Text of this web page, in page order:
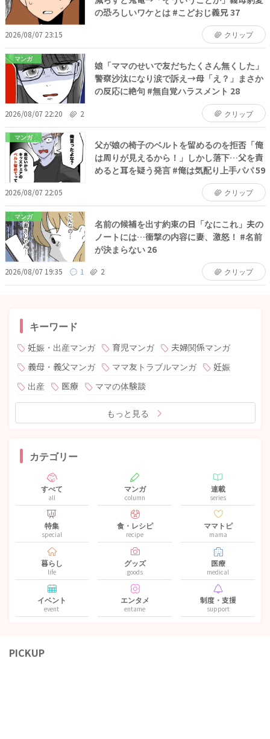
の恐ろしいワケとは #こどおじ義兄 37
2026/08/07 23:15 クリップ
マンガ
娘「ママのせいで友だちたくさん無くした」
警察沙汰になり涙で訴え→母「え？」まさか
の反応に絶句 #無自覚ハラスメント 28
2026/08/07 22:20 2 クリップ
マンガ
父が娘の椅子のベルトを留めるのを拒否「俺
は周りが見えるから！」しかし落下…父を責
めると耳を疑う発言 #俺は気配り上手パパ 59
2026/08/07 22:05 クリップ
マンガ
名前の候補を出す約束の日「なにこれ」夫の
ノートには…衝撃の内容に妻、激怒！ #名前
が決まらない 26
2026/08/07 19:35 1 2 クリップ
キーワード
妊娠・出産マンガ 育児マンガ
夫婦関係マンガ
義母・義父マンガ
ママ友トラブルマンガ
妊娠
出産
医療 ママの体験談
もっと見る
カテゴリー
すべて
all
マンガ
column
連載
series
特集
special
食・レシピ
recipe
ママトピ
mama
暮らし
life
グッズ
goods
医療
medical
イベント
event
エンタメ
entame
制度・支援
support
PICKUP